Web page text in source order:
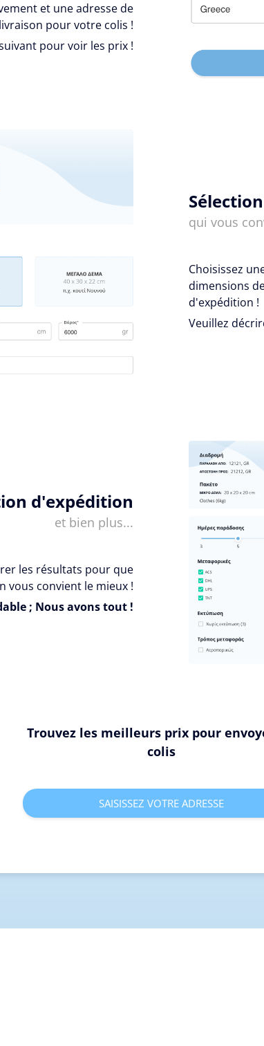
et une adresse de
livraison pour votre colis !
pour voir les prix !
qui vous
Choisissez
dimensions
d'expédition !
Veuillez
d'expédition
et bien plus...
les résultats pour que
vous convient le mieux !
; Nous avons tout !
Trouvez les meilleurs prix pour
colis
SAISISSEZ VOTRE ADRESSE